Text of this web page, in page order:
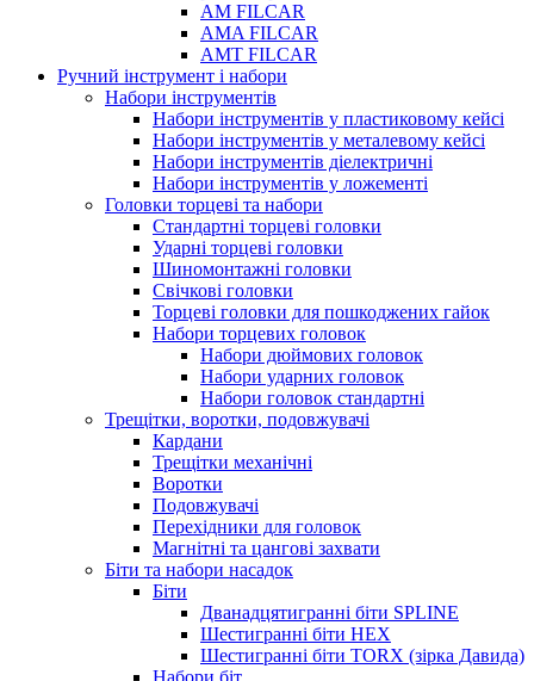
AM FILCAR
AMA FILCAR
AMT FILCAR
Ручний інструмент і набори
Набори інструментів
Набори інструментів у пластиковому кейсі
Набори інструментів у металевому кейсі
Набори інструментів діелектричні
Набори інструментів у ложементі
Головки торцеві та набори
Стандартні торцеві головки
Ударні торцеві головки
Шиномонтажні головки
Свічкові головки
Торцеві головки для пошкоджених гайок
Набори торцевих головок
Набори дюймових головок
Набори ударних головок
Набори головок стандартні
Трещітки, воротки, подовжувачі
Кардани
Трещітки механічні
Воротки
Подовжувачі
Перехідники для головок
Магнітні та цангові захвати
Біти та набори насадок
Біти
Дванадцятигранні біти SPLINE
Шестигранні біти HEX
Шестигранні біти TORX (зірка Давида)
Набори біт